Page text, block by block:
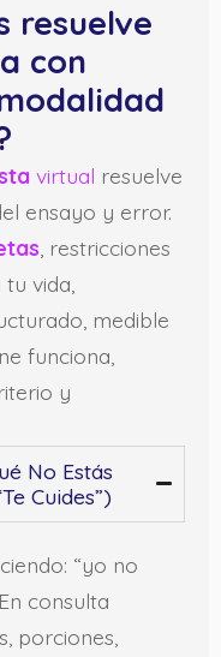
resuelve
con
virtual resuelve
ensayo y error.
, restricciones
vida,
medible
funciona,
y
No Estás
Cuides”)
“yo no
consulta
porciones,